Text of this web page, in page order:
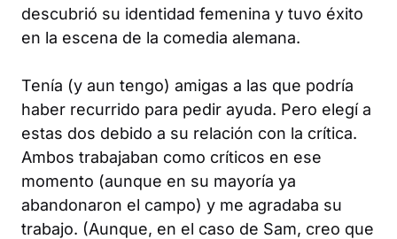
descubrió su identidad femenina y tuvo éxito
en la escena de la comedia alemana.
Tenía (y aun tengo) amigas a las que podría
haber recurrido para pedir ayuda. Pero elegí a
estas dos debido a su relación con la crítica.
Ambos trabajaban como críticos en ese
momento (aunque en su mayoría ya
abandonaron el campo) y me agradaba su
trabajo. (Aunque, en el caso de Sam, creo que